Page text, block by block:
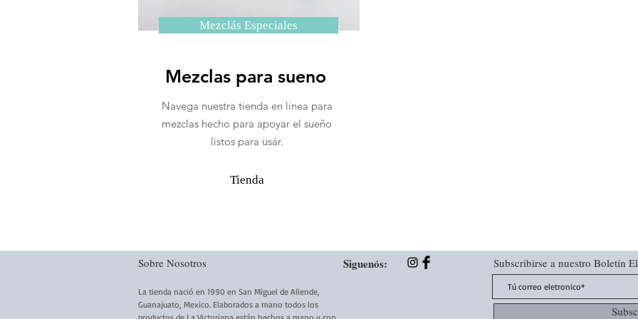
Mezclás Especiales
Mezclas para sueno
Navega nuestra tienda en linea para
mezclas hecho para apoyar el sueño
listos para usár.
Tienda
Sobre Nosotros
La tienda nació en 1990 en San Miguel de Allende,
Guanajuato, Mexico. Elaborados a mano todos los
Siguenós: Subscribirse a nuestro Boletín